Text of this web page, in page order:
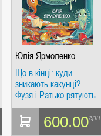
Юлія Ярмоленко
Що в кінці: куди
зникають какунці?
Фузя і Ратько рятують
каналізацію
600.00грн